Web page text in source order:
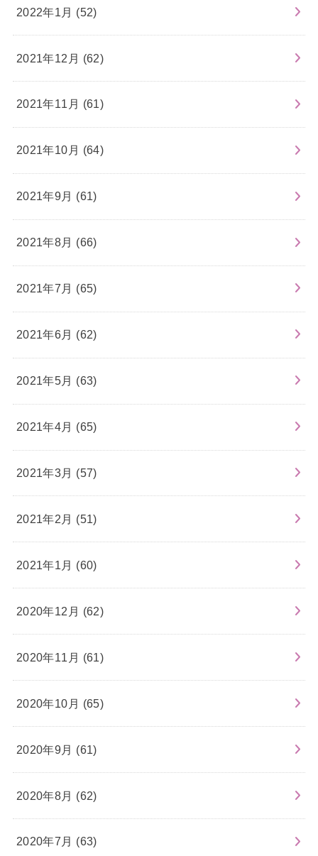
2022年1月 (52)
2021年12月 (62)
2021年11月 (61)
2021年10月 (64)
2021年9月 (61)
2021年8月 (66)
2021年7月 (65)
2021年6月 (62)
2021年5月 (63)
2021年4月 (65)
2021年3月 (57)
2021年2月 (51)
2021年1月 (60)
2020年12月 (62)
2020年11月 (61)
2020年10月 (65)
2020年9月 (61)
2020年8月 (62)
2020年7月 (63)